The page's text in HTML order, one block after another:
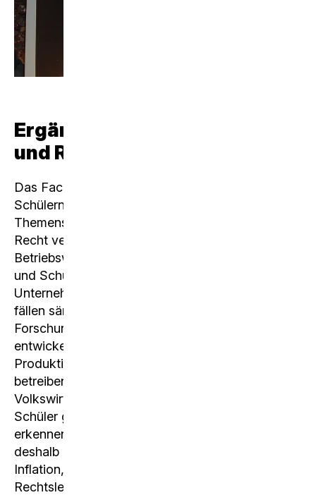
Ergänzungsfach «Wirtschaft
und Recht»
Das Fach bietet interessierten Schülerinnen und
Schülern, sich mit ausgewählten
Themenschwerpunkten im Bereich Wirtschaft und
Recht vertieft auseinanderzusetzen. In der
Betriebswirtschaftslehre führen die Schülerinnen
und Schüler anhand eines neuen
Unternehmensbrettspiels ein Unternehmen und
fällen sämtliche Managemententscheide (in
Forschung und Entwicklung investieren, Produkte
entwickeln, Märkte erschliessen, in
Produktionsanlagen investieren, Werbung
betreiben, Produkte verkaufen etc.). In der
Volkswirtschaftslehre lernen die Schülerinnen und
Schüler gesamtwirtschaftliche Zusammenhänge
erkennen und verstehen. Schwerpunkte werden
deshalb bei den Themen Konjunktur, Geld und
Inflation, Aussenwirtschaft gesetzt. In der
Rechtslehre werden Grundzüge des Strafrechts